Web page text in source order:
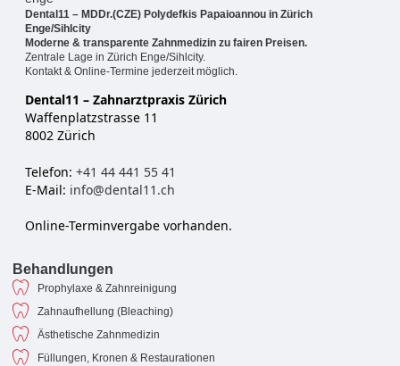
Dental11 – MDDr.(CZE) Polydefkis Papaioannou in Zürich
Enge/Sihlcity
Moderne & transparente Zahnmedizin zu fairen Preisen.
Zentrale Lage in Zürich Enge/Sihlcity.
Kontakt & Online-Termine jederzeit möglich.
Dental11 – Zahnarztpraxis Zürich
Waffenplatzstrasse 11
8002 Zürich
Telefon: +41 44 441 55 41
E-Mail: info@dental11.ch
Online-Terminvergabe vorhanden.
Behandlungen
Prophylaxe & Zahnreinigung
Zahnaufhellung (Bleaching)
Ästhetische Zahnmedizin
Füllungen, Kronen & Restaurationen